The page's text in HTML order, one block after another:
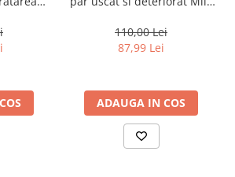
&
Nourishing Conditioner,
300 ml
110,00 Lei
87,99 Lei
ADAUGA IN COS